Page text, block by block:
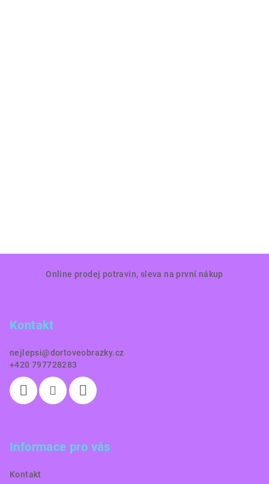
Online prodej potravin, sleva na první nákup
Kontakt
nejlepsi@dortoveobrazky.cz
+420 797728283
Informace pro vás
Kontakt